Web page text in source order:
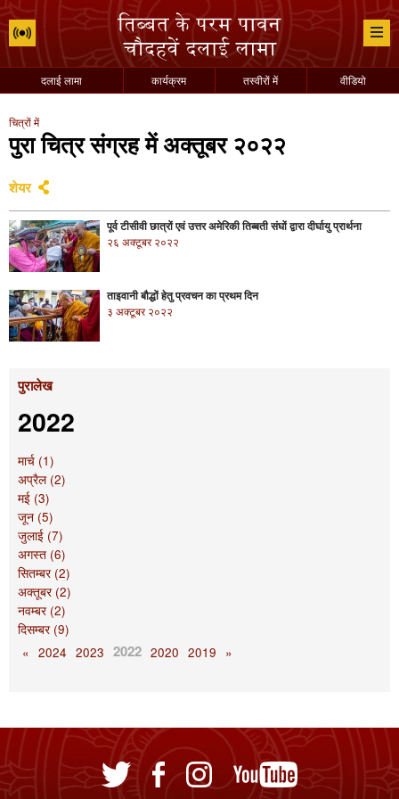
दलाई लामा कार्यक्रम तस्वीरों में वीडियो
चित्रों में
पुरा चित्र संग्रह में अक्तूबर २०२२
शेयर
पूर्व टीसीवी छात्रों एवं उत्तर अमेरिकी तिब्बती संघों द्वारा दीर्घायु प्रार्थना
२६ अक्टूबर २०२२
ताइवानी बौद्धों हेतु प्रवचन का प्रथम दिन
३ अक्टूबर २०२२
पुरालेख
2022
मार्च (1)
अप्रैल (2)
मई (3)
जून (5)
जुलाई (7)
अगस्त (6)
सितम्बर (2)
अक्तूबर (2)
नवम्बर (2)
दिसम्बर (9)
« 2024 2023 2022 2020 2019 »